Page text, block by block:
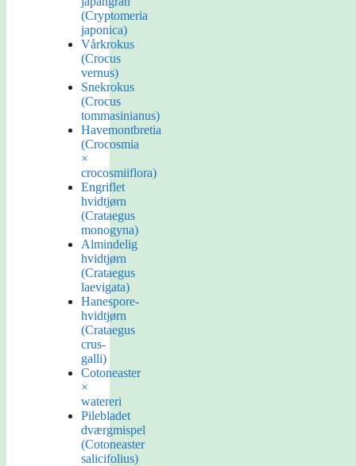
(Cryptomeria
japonica)
Vårkrokus
(Crocus
vernus)
Snekrokus
(Crocus
tommasinianus)
Havemontbretia
(Crocosmia
×
crocosmiiflora)
Engriflet
hvidtjørn
(Crataegus
monogyna)
Almindelig
hvidtjørn
(Crataegus
laevigata)
Hanespore-
hvidtjørn
(Crataegus
crus-
galli)
Cotoneaster
×
watereri
Pilebladet
dværgmispel
(Cotoneaster
salicifolius)